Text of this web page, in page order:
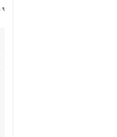
۹ فروردین ۱۴۰۵، ۱۱:۱۳